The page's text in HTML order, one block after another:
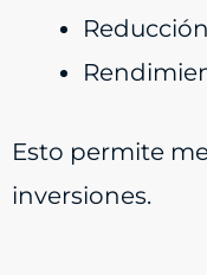
Esto permite
inversiones.